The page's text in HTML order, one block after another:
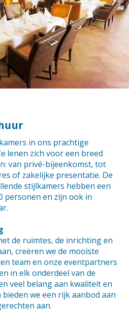
in ons prachtige
lenen zich voor een breed
van privé-bijeenkomst, tot
of zakelijke presentatie. De
stijlkamers hebben een
personen en zijn ook in
de ruimtes, de inrichting en
creëren we de mooiste
team en onze eventpartners
in elk onderdeel van de
veel belang aan kwaliteit en
we een rijk aanbod aan
aan.